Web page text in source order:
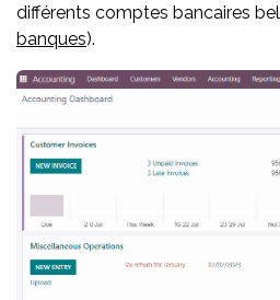
différents comptes bancaires
banques).